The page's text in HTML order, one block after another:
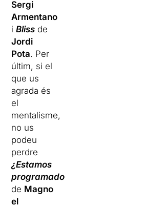
Sergi
Armentano
iBliss de
Jordi
Pota. Per
últim, si el
que us
agrada és
el
mentalisme,
no us
podeu
perdre
¿Estamos
programados?
de Magno
el